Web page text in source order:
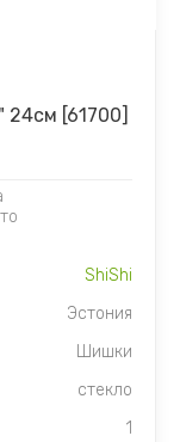
24см [61700]
ShiShi
Эстония
Шишки
стекло
1